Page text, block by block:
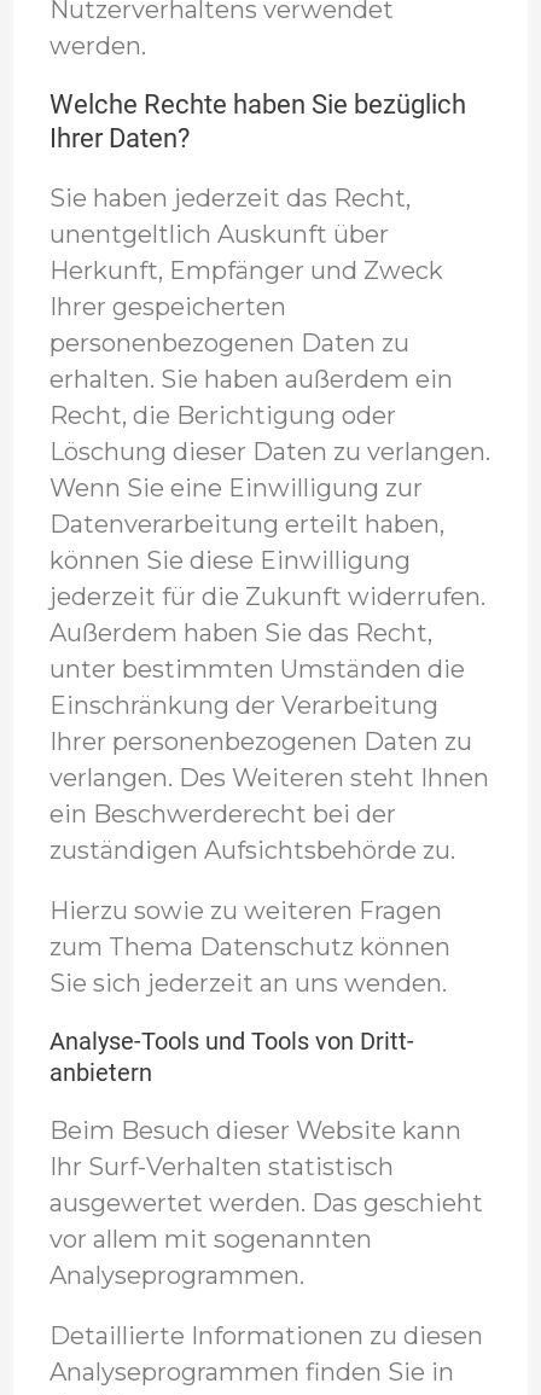
Nutzerverhaltens verwendet
werden.
Welche Rechte haben Sie bezüglich
Ihrer Daten?
Sie haben jederzeit das Recht,
unentgeltlich Auskunft über
Herkunft, Empfänger und Zweck
Ihrer gespeicherten
personenbezogenen Daten zu
erhalten. Sie haben außerdem ein
Recht, die Berichtigung oder
Löschung dieser Daten zu verlangen.
Wenn Sie eine Einwilligung zur
Datenverarbeitung erteilt haben,
können Sie diese Einwilligung
jederzeit für die Zukunft widerrufen.
Außerdem haben Sie das Recht,
unter bestimmten Umständen die
Einschränkung der Verarbeitung
Ihrer personenbezogenen Daten zu
verlangen. Des Weiteren steht Ihnen
ein Beschwerderecht bei der
zuständigen Aufsichtsbehörde zu.
Hierzu sowie zu weiteren Fragen
zum Thema Datenschutz können
Sie sich jederzeit an uns wenden.
Analyse-Tools und Tools von Dritt­
anbietern
Beim Besuch dieser Website kann
Ihr Surf-Verhalten statistisch
ausgewertet werden. Das geschieht
vor allem mit sogenannten
Analyseprogrammen.
Detaillierte Informationen zu diesen
Analyseprogrammen finden Sie in